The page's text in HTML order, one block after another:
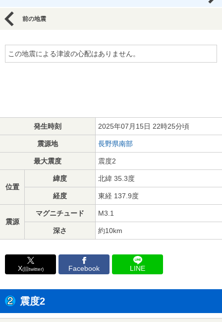
前の地震
この地震による津波の心配はありません。
発生時刻 2025年07月15日 22時25分頃
震源地 長野県南部
最大震度 震度2
位置
緯度 北緯 35.3度
経度 東経 137.9度
震源
マグニチュード M3.1
深さ 約10km
X(旧twitter) Facebook LINE
震度2